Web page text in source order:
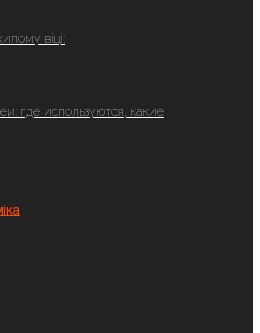
віці:
где используются, какие